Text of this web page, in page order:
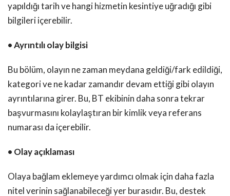
yapıldığı tarih ve hangi hizmetin kesintiye uğradığı gibi
bilgileri içerebilir.
• Ayrıntılı olay bilgisi
Bu bölüm, olayın ne zaman meydana geldiği/fark edildiği,
kategori ve ne kadar zamandır devam ettiği gibi olayın
ayrıntılarına girer. Bu, BT ekibinin daha sonra tekrar
başvurmasını kolaylaştıran bir kimlik veya referans
numarası da içerebilir.
• Olay açıklaması
Olaya bağlam eklemeye yardımcı olmak için daha fazla
nitel verinin sağlanabileceği yer burasıdır. Bu, destek